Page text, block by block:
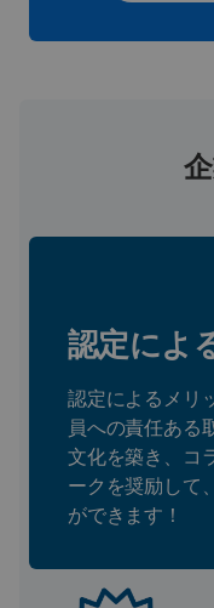
認定によ
認定によるメリ
員への責任ある
文化を築き、コ
ークを奨励して
ができます！